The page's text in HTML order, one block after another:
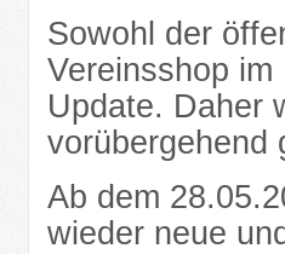
Sowohl der
Vereinsshop
Update. Daher
vorübergehend
Ab dem
wieder neue